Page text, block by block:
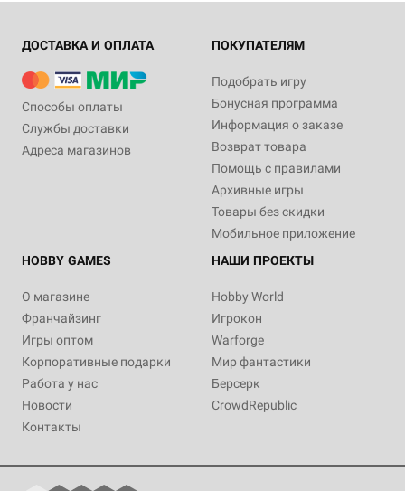
ДОСТАВКА И ОПЛАТА
Способы оплаты
Службы доставки
Адреса магазинов
ПОКУПАТЕЛЯМ
Подобрать игру
Бонусная программа
Информация о заказе
Возврат товара
Помощь с правилами
Архивные игры
Товары без скидки
Мобильное приложение
HOBBY GAMES
О магазине
Франчайзинг
Игры оптом
Корпоративные подарки
Работа у нас
Новости
Контакты
НАШИ ПРОЕКТЫ
Hobby World
Игрокон
Warforge
Мир фантастики
Берсерк
CrowdRepublic